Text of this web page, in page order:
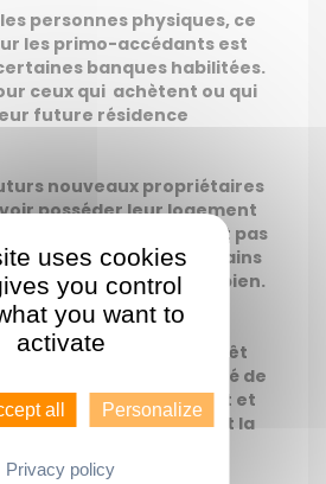
personnes physiques, ce
les primo-accédants est
banques habilitées.
ceux qui achètent ou qui
future résidence
nouveaux propriétaires
posséder leur logement
passées et ne doivent pas
supérieurs à certains
suivant la situation du bien.
que l’appoint d’un prêt
donc couvrir la totalité de
de remboursement et
également suivant la
où est situé le
uses cookies
you control
you want to
activate
all Personalize
Privacy policy